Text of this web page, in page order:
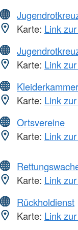
Karte: Link
Karte: Link
Kleiderkammer
Karte: Link
Ortsvereine
Karte: Link
Karte: Link
Rückholdienst
Karte: Link